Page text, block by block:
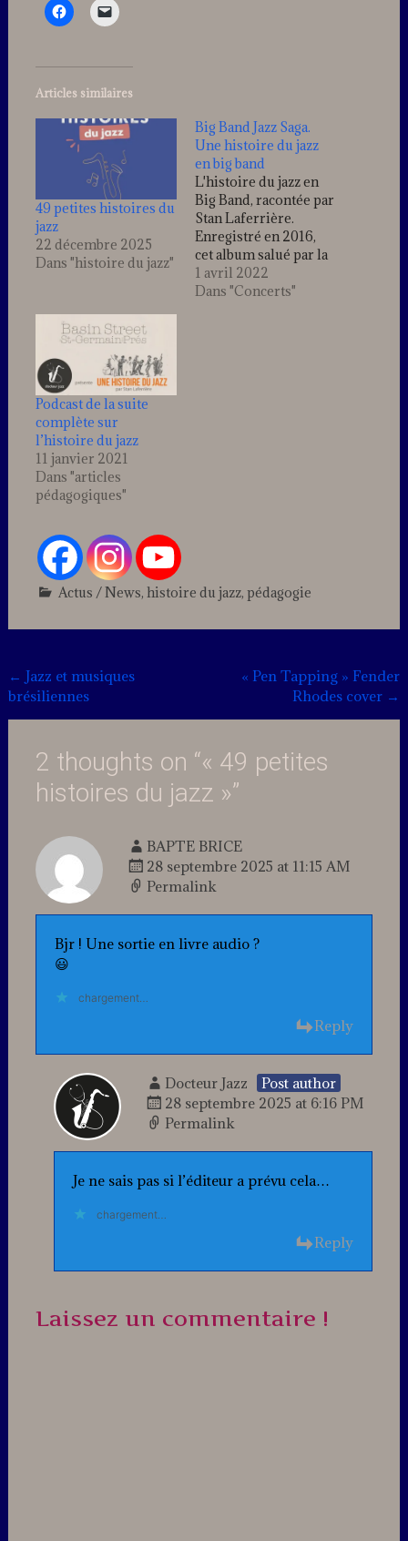
Articles similaires
49 petites histoires du
jazz
22 décembre 2025
Dans "histoire du jazz"
Big Band Jazz Saga.
Une histoire du jazz
en big band
L'histoire du jazz en
Big Band, racontée par
Stan Laferrière.
Enregistré en 2016,
cet album salué par la
critique, retrace la
grande épopée des big
1 avril 2022
Dans "Concerts"
Podcast de la suite
complète sur
l’histoire du jazz
11 janvier 2021
Dans "articles
pédagogiques"
Actus / News, histoire du jazz, pédagogie
Comments
Post
navigation
← Jazz et musiques
brésiliennes
« Pen Tapping » Fender
Rhodes cover →
2 thoughts on “« 49 petites
histoires du jazz »”
BAPTE BRICE
28 septembre 2025 at 11:15 AM
Permalink
Bjr ! Une sortie en livre audio ?
😃
chargement…
Reply
Docteur Jazz
Post author
28 septembre 2025 at 6:16 PM
Permalink
Je ne sais pas si l’éditeur a prévu cela…
chargement…
Reply
Laissez un commentaire !